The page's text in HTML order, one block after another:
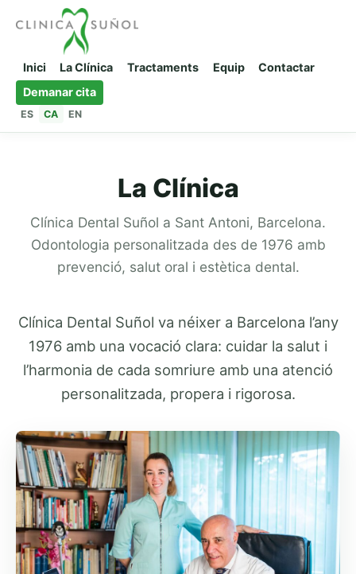
Inici La Clínica Tractaments Equip
Contactar
Demanar cita
ES CA EN
La Clínica
Clínica Dental Suñol a Sant Antoni, Barcelona.
Odontologia personalitzada des de 1976 amb
prevenció, salut oral i estètica dental.
Clínica Dental Suñol va néixer a Barcelona l’any
1976 amb una vocació clara: cuidar la salut i
l’harmonia de cada somriure amb una atenció
personalitzada, propera i rigorosa.